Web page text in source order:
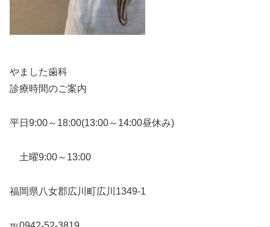
やました歯科
診療時間のご案内
平日9:00～18:00(13:00～14:00昼休み)
土曜9:00～13:00
福岡県八女郡広川町広川1349-1